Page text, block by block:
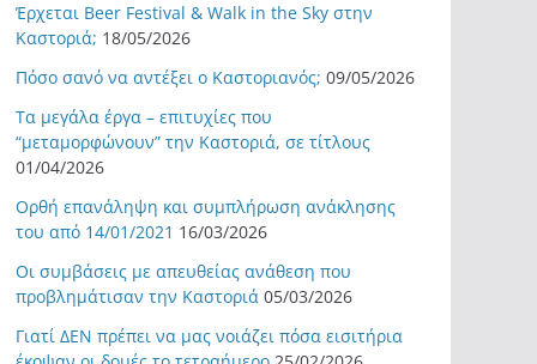
Έρχεται Beer Festival & Walk in the Sky στην
Καστοριά; 18/05/2026
Πόσο σανό να αντέξει ο Καστοριανός; 09/05/2026
Τα μεγάλα έργα – επιτυχίες που
“μεταμορφώνουν” την Καστοριά, σε τίτλους
01/04/2026
Ορθή επανάληψη και συμπλήρωση ανάκλησης
του από 14/01/2021 16/03/2026
Οι συμβάσεις με απευθείας ανάθεση που
προβλημάτισαν την Καστοριά 05/03/2026
Γιατί ΔΕΝ πρέπει να μας νοιάζει πόσα εισιτήρια